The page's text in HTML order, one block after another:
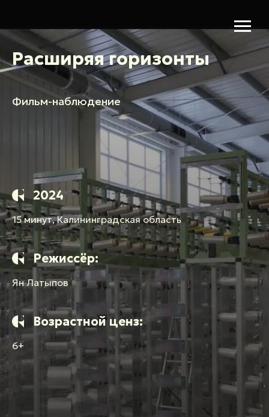
Расширяя горизонты
Фильм-наблюдение
2024
15 минут, Калининградская область
Режиссёр:
Ян Латыпов
Возрастной ценз:
6+